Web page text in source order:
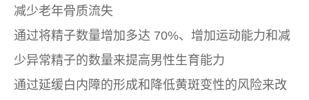
减少老年骨质流失
通过将精子数量增加多达 70%、增加运动能力和减
少异常精子的数量来提高男性生育能力
通过延缓白内障的形成和降低黄斑变性的风险来改